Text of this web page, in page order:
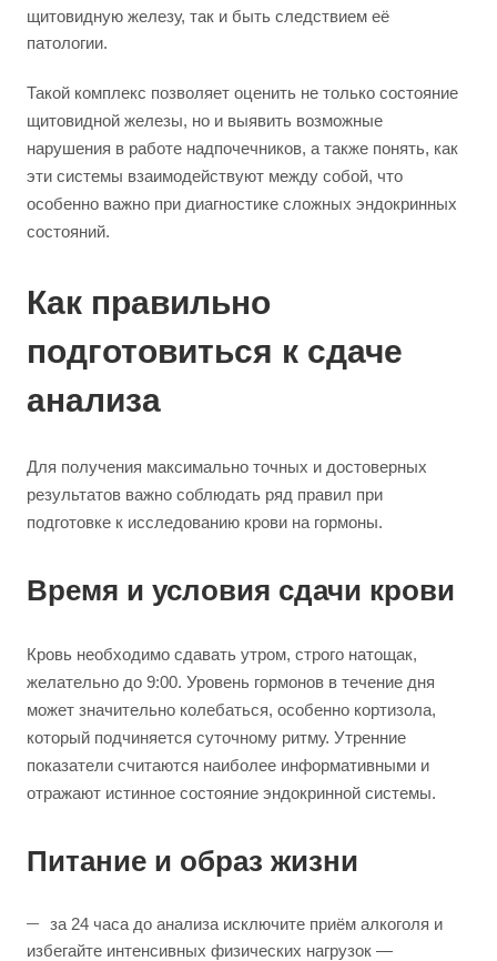
щитовидную железу, так и быть следствием её
патологии.
Такой комплекс позволяет оценить не только состояние
щитовидной железы, но и выявить возможные
нарушения в работе надпочечников, а также понять, как
эти системы взаимодействуют между собой, что
особенно важно при диагностике сложных эндокринных
состояний.
Как правильно
подготовиться к сдаче
анализа
Для получения максимально точных и достоверных
результатов важно соблюдать ряд правил при
подготовке к исследованию крови на гормоны.
Время и условия сдачи крови
Кровь необходимо сдавать утром, строго натощак,
желательно до 9:00. Уровень гормонов в течение дня
может значительно колебаться, особенно кортизола,
который подчиняется суточному ритму. Утренние
показатели считаются наиболее информативными и
отражают истинное состояние эндокринной системы.
Питание и образ жизни
за 24 часа до анализа исключите приём алкоголя и
избегайте интенсивных физических нагрузок —